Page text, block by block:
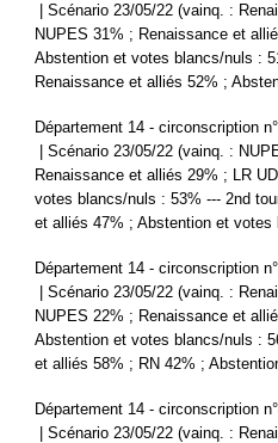
| Scénario 23/05/22 (vainq. :
NUPES 31% ; Renaissance et
Abstention et votes blancs/nuls :
Renaissance et alliés 52% ;
Département 14 - circonscription
| Scénario 23/05/22 (vainq. :
Renaissance et alliés 29% ; LR
votes blancs/nuls : 53% --- 2nd
et alliés 47% ; Abstention et votes
Département 14 - circonscription
| Scénario 23/05/22 (vainq. :
NUPES 22% ; Renaissance et
Abstention et votes blancs/nuls :
et alliés 58% ; RN 42% ;
Département 14 - circonscription
| Scénario 23/05/22 (vainq. :